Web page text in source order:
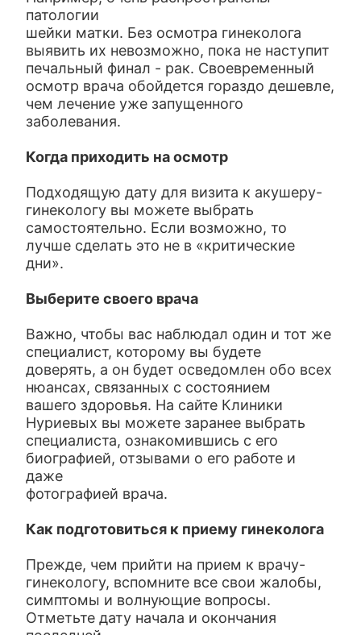
патологии
шейки матки. Без осмотра гинеколога
выявить их невозможно, пока не наступит
печальный финал - рак. Своевременный
осмотр врача обойдется гораздо дешевле,
чем лечение уже запущенного
заболевания.
Когда приходить на осмотр
Подходящую дату для визита к акушеру-
гинекологу вы можете выбрать
самостоятельно. Если возможно, то
лучше сделать это не в «критические
дни».
Выберите своего врача
Важно, чтобы вас наблюдал один и тот же
специалист, которому вы будете
доверять, а он будет осведомлен обо всех
нюансах, связанных с состоянием
вашего здоровья. На сайте Клиники
Нуриевых вы можете заранее выбрать
специалиста, ознакомившись с его
биографией, отзывами о его работе и
даже
фотографией врача.
Как подготовиться к приему гинеколога
Прежде, чем прийти на прием к врачу-
гинекологу, вспомните все свои жалобы,
симптомы и волнующие вопросы.
Отметьте дату начала и окончания